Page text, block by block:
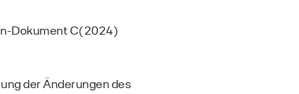
Dokument C(2024)
der Änderungen des